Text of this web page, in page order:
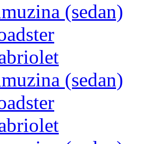
(sedan)
(sedan)